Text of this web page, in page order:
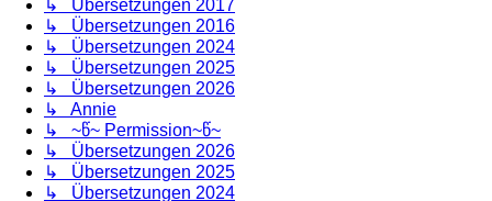
↳ Übersetzungen 2017
↳ Übersetzungen 2016
↳ Übersetzungen 2024
↳ Übersetzungen 2025
↳ Übersetzungen 2026
↳ Annie
↳ ~წ~ Permission~წ~
↳ Übersetzungen 2026
↳ Übersetzungen 2025
↳ Übersetzungen 2024